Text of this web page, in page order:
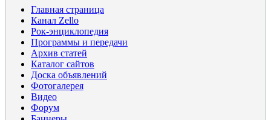
Главная страница
Канал Zello
Рок-энциклопедия
Программы и передачи
Архив статей
Каталог сайтов
Доска объявлений
Фотогалерея
Видео
Форум